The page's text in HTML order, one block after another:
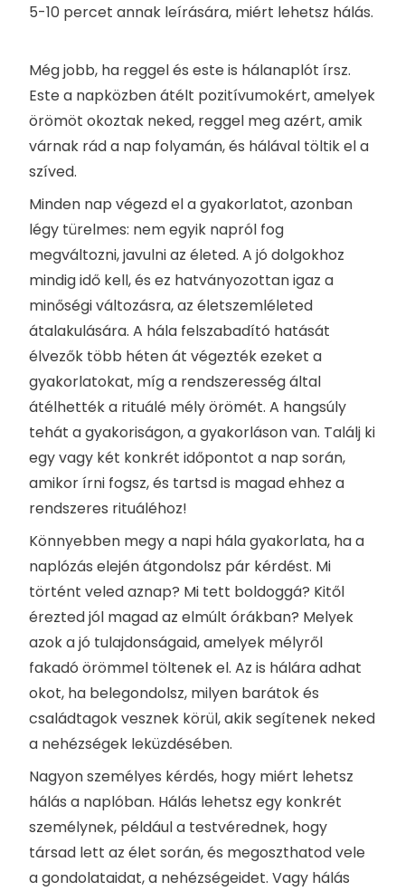
5-10 percet annak leírására, miért lehetsz hálás.
Még jobb, ha reggel és este is hálanaplót írsz.
Este a napközben átélt pozitívumokért, amelyek
örömöt okoztak neked, reggel meg azért, amik
várnak rád a nap folyamán, és hálával töltik el a
szíved.
Minden nap végezd el a gyakorlatot, azonban
légy türelmes: nem egyik napról fog
megváltozni, javulni az életed. A jó dolgokhoz
mindig idő kell, és ez hatványozottan igaz a
minőségi változásra, az életszemléleted
átalakulására. A hála felszabadító hatását
élvezők több héten át végezték ezeket a
gyakorlatokat, míg a rendszeresség által
átélhették a rituálé mély örömét. A hangsúly
tehát a gyakoriságon, a gyakorláson van. Találj ki
egy vagy két konkrét időpontot a nap során,
amikor írni fogsz, és tartsd is magad ehhez a
rendszeres rituáléhoz!
Könnyebben megy a napi hála gyakorlata, ha a
naplózás elején átgondolsz pár kérdést. Mi
történt veled aznap? Mi tett boldoggá? Kitől
érezted jól magad az elmúlt órákban? Melyek
azok a jó tulajdonságaid, amelyek mélyről
fakadó örömmel töltenek el. Az is hálára adhat
okot, ha belegondolsz, milyen barátok és
családtagok vesznek körül, akik segítenek neked
a nehézségek leküzdésében.
Nagyon személyes kérdés, hogy miért lehetsz
hálás a naplóban. Hálás lehetsz egy konkrét
személynek, például a testvérednek, hogy
társad lett az élet során, és megoszthatod vele
a gondolataidat, a nehézségeidet. Vagy hálás